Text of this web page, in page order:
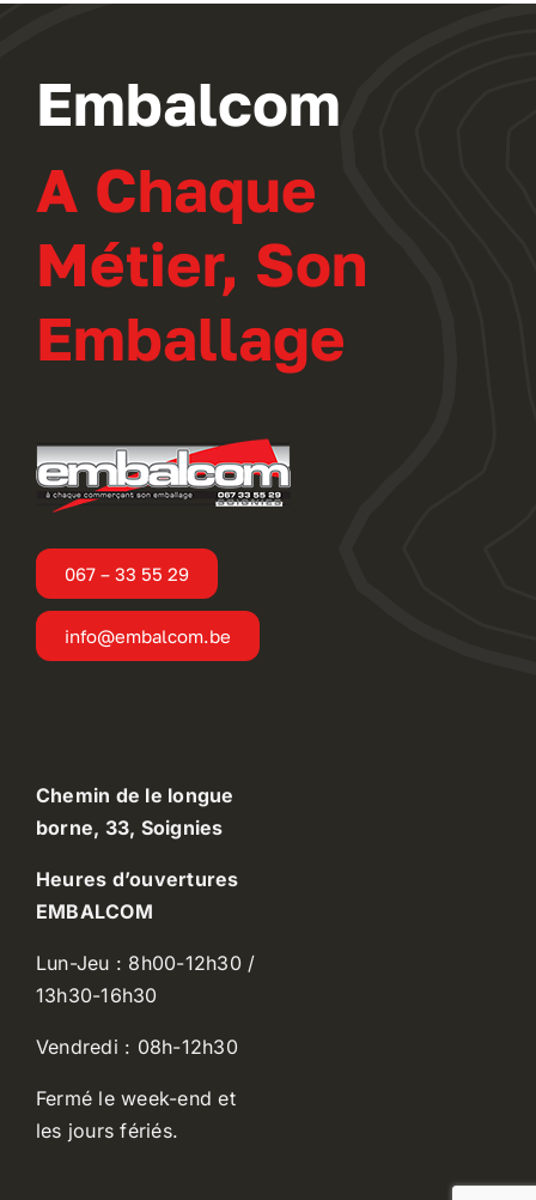
Embalcom
A Chaque
Métier, Son
Emballage
067 – 33 55 29
info@embalcom.be
Chemin de le longue
borne, 33, Soignies
Heures d’ouvertures
EMBALCOM
Lun-Jeu : 8h00-12h30 /
13h30-16h30
Vendredi : 08h-12h30
Fermé le week-end et
les jours fériés.